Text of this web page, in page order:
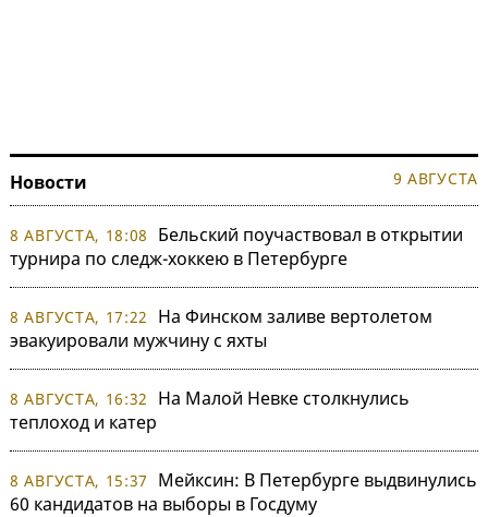
Новости 9 АВГУСТА
8 АВГУСТА, 18:08
Бельский поучаствовал в открытии
турнира по следж-хоккею в Петербурге
8 АВГУСТА, 17:22
На Финском заливе вертолетом
эвакуировали мужчину с яхты
8 АВГУСТА, 16:32
На Малой Невке столкнулись
теплоход и катер
8 АВГУСТА, 15:37
Мейксин: В Петербурге выдвинулись
60 кандидатов на выборы в Госдуму